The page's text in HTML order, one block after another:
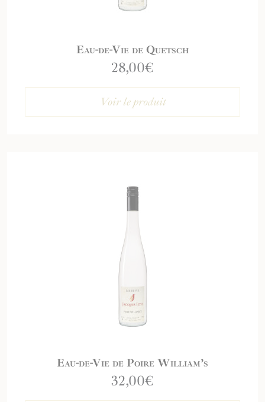
Eau-de-Vie de Quetsch
28,00€
Voir le produit
Eau-de-Vie de Poire William’s
32,00€